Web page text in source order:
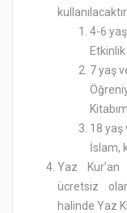
4-6
Etkinlik
7 yaş
18 yaş
İslam,
Yaz
ücretsiz
halinde Yaz